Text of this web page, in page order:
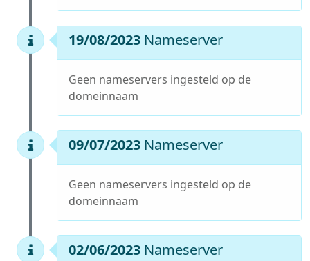
19/08/2023 Nameserver
Geen nameservers ingesteld op de
domeinnaam
09/07/2023 Nameserver
Geen nameservers ingesteld op de
domeinnaam
02/06/2023 Nameserver